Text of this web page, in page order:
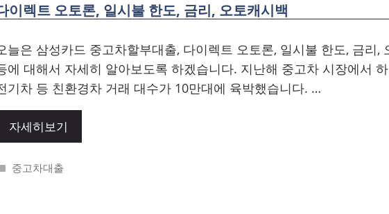
이렉트 오토론, 일시불 한도, 금리, 오토캐시백
늘은 삼성카드 중고차할부대출, 다이렉트 오토론, 일시불 한도, 금리,
에 대해서 자세히 알아보도록 하겠습니다. 지난해 중고차 시장에서
기차 등 친환경차 거래 대수가 10만대에 육박했습니다. …
자세히보기
Categories
중고차대출